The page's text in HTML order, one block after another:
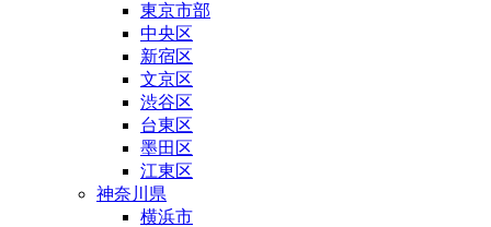
東京市部
中央区
新宿区
文京区
渋谷区
台東区
墨田区
江東区
神奈川県
横浜市